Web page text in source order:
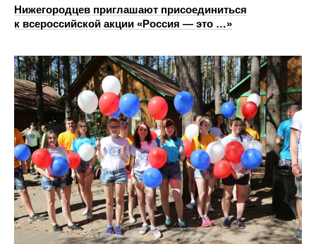
Нижегородцев приглашают присоединиться
к всероссийской акции «Россия — это …»